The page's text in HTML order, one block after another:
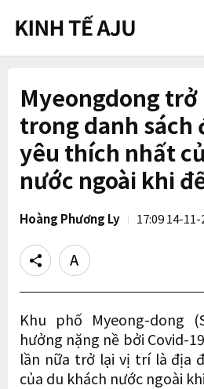
Myeongdong
trong danh sách
yêu thích nhất
nước ngoài khi
Hoàng Phương Ly 17:09 14-11-
Share
Text
size
Khu phố Myeong-dong
hưởng nặng nề bởi Covid-
lần nữa trở lại vị trí là địa
của du khách nước ngoài